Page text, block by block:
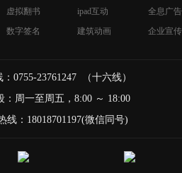
虚拟翻书 ipad互动
全息广
数字签名 建筑动画 企业宣
0755-23761247 （十六线）
：周一至周五，8:00 ～ 18:00
线：18018701197(微信同号)